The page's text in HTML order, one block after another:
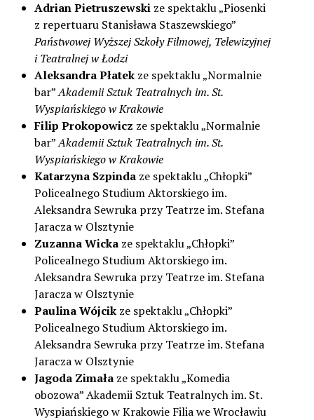
Adrian Pietruszewskize spektaklu „Piosenki
z repertuaru Stanisława Staszewskiego”
Państwowej Wyższej Szkoły Filmowej, Telewizyjnej
i Teatralnej w Łodzi
Aleksandra Płatekze spektaklu „Normalnie
bar”Akademii Sztuk Teatralnych im. St.
Wyspiańskiego w Krakowie
Filip Prokopowicz ze spektaklu „Normalnie
bar”Akademii Sztuk Teatralnych im. St.
Wyspiańskiego w Krakowie
Katarzyna Szpinda ze spektaklu „Chłopki”
Policealnego Studium Aktorskiego im.
Aleksandra Sewruka przy Teatrze im. Stefana
Jaracza w Olsztynie
Zuzanna Wicka ze spektaklu „Chłopki”
Policealnego Studium Aktorskiego im.
Aleksandra Sewruka przy Teatrze im. Stefana
Jaracza w Olsztynie
Paulina Wójcik ze spektaklu „Chłopki”
Policealnego Studium Aktorskiego im.
Aleksandra Sewruka przy Teatrze im. Stefana
Jaracza w Olsztynie
Jagoda Zimałaze spektaklu „Komedia
obozowa” Akademii Sztuk Teatralnych im. St.
Wyspiańskiego w Krakowie Filia we Wrocławiu